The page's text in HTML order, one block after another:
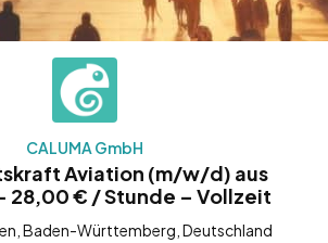
CALUMA GmbH
Aviation (m/w/d) aus
28,00 € / Stunde – Vollzeit
Baden-Württemberg, Deutschland